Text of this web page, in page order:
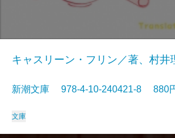
キャスリーン・フリン／著、村井
新潮文庫 978-4-10-240421-8 880
文庫